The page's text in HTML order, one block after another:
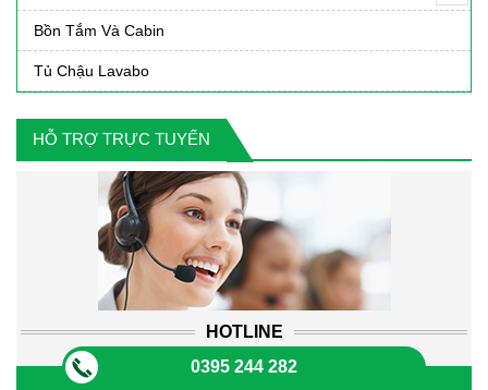
Bồn Tắm Và Cabin
Tủ Chậu Lavabo
HỖ TRỢ TRỰC TUYẾN
HOTLINE
0395 244 282